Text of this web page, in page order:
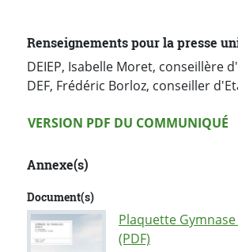
Renseignements pour la presse
DEIEP, Isabelle Moret, conseillère
DEF, Frédéric Borloz, conseiller
Version PDF
VERSION PDF DU COMMUNIQUÉ
Annexe(s)
Document(s)
Plaquette
(PDF)